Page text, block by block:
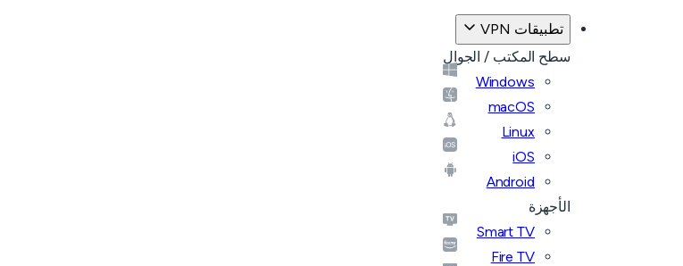
تطبيقات VPN
سطح المكتب / الجوال
Windows
macOS
Linux
iOS
Android
الأجهزة
Smart TV
Fire TV